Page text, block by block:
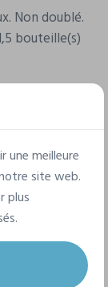
Non doublé.
bouteille(s)
une meilleure
site web.
plus